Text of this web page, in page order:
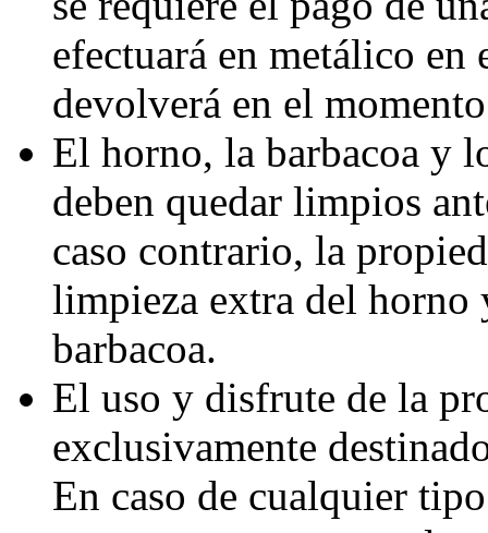
efectuará en metálico en
devolverá en el
El horno, la barbacoa y
deben quedar limpios
caso contrario, la
limpieza extra del horno
barbacoa.
El uso y disfrute de la
exclusivamente
En caso de cualquier